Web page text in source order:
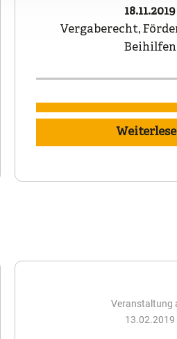
18.11.2019
Vergaberecht,
Beihilfen
Veranstaltung
13.02.2019